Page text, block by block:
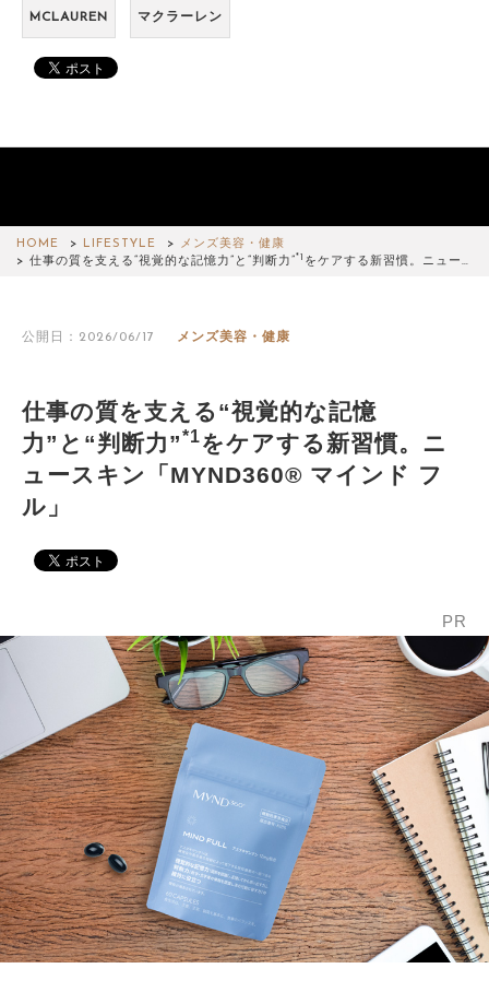
MCLAUREN マクラーレン
HOME LIFESTYLE
メンズ美容・健康
仕事の質を支える“視覚的な記憶力”と“判断力”*1 をケアする新習慣。ニュー…
公開日：2026/06/17 メンズ美容・健康
仕事の質を支える“視覚的な記憶
力”と“判断力”*1をケアする新習慣。ニ
ュースキン「MYND360® マインド フ
ル」
PR